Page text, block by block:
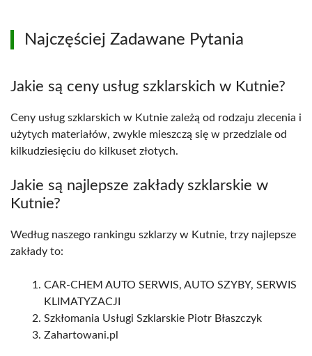
Najczęściej Zadawane Pytania
Jakie są ceny usług szklarskich w Kutnie?
Ceny usług szklarskich w Kutnie zależą od rodzaju zlecenia i
użytych materiałów, zwykle mieszczą się w przedziale od
kilkudziesięciu do kilkuset złotych.
Jakie są najlepsze zakłady szklarskie w
Kutnie?
Według naszego rankingu szklarzy w Kutnie, trzy najlepsze
zakłady to:
CAR-CHEM AUTO SERWIS, AUTO SZYBY, SERWIS
KLIMATYZACJI
Szkłomania Usługi Szklarskie Piotr Błaszczyk
Zahartowani.pl